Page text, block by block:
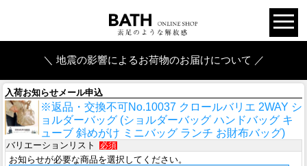
＼ 地震の影響によるお荷物のお届けについて ／
入荷お知らせメール申込
※返品・交換不可No.10037 クロールバリエ 2WAY シ
ョルダーバッグ (ショルダーバッグ ハンドバッグ キ
ューブ 斜めがけ ミニバッグ ランチ お財布バッグ)
バリエーションリスト 必須
お知らせが必要な商品を選択してください。